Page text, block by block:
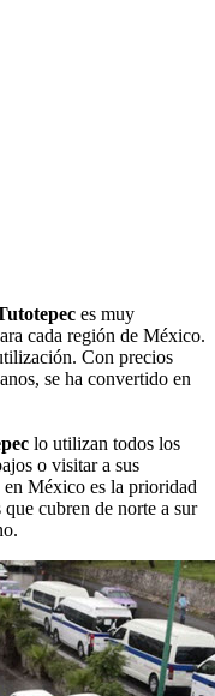
es muy
cada región de México.
Con precios
se ha convertido en
lo utilizan todos los
o visitar a sus
México es la prioridad
cubren de norte a sur